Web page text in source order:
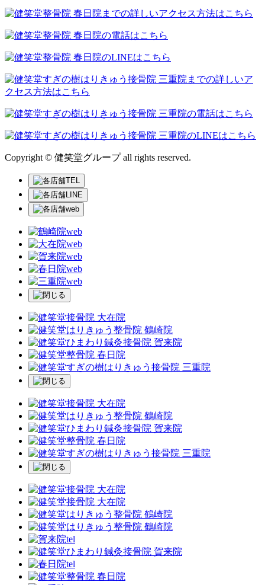
Copyright © 健笑堂グループ all rights reserved.